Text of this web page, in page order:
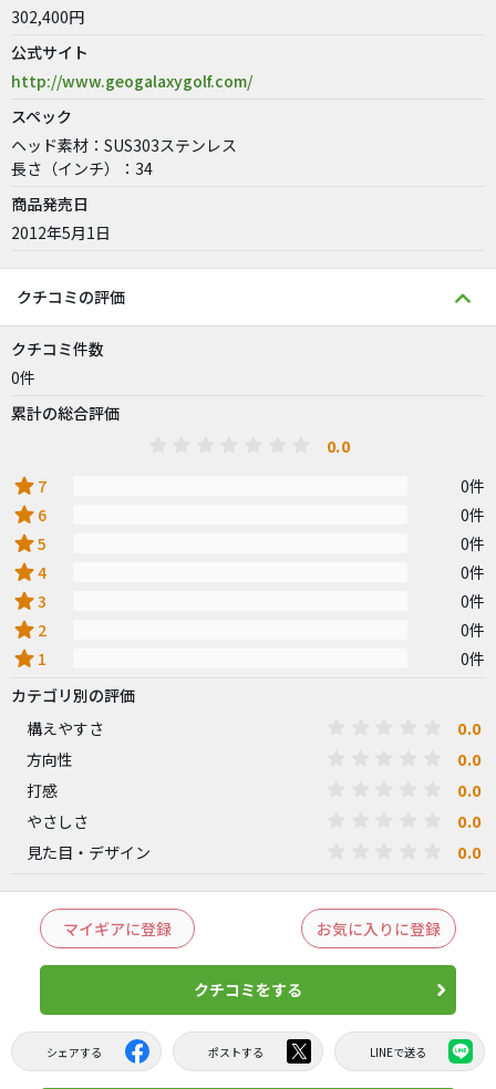
302,400円
公式サイト
http://www.geogalaxygolf.com/
スペック
ヘッド素材：SUS303ステンレス
長さ（インチ）：34
商品発売日
2012年5月1日
クチコミの評価
クチコミ件数
0件
累計の総合評価
0.0
star 7 0件
star 6 0件
star5 0件
star4 0件
star3 0件
star 2 0件
star 1
0件
カテゴリ別の評価
構えやすさ
0.0
方向性 0.0
打感 0.0
やさしさ 0.0
見た目・デザイン 0.0
マイギアに登録 お気に入りに登録
クチコミをする
シェアする ポストする LINEで送る